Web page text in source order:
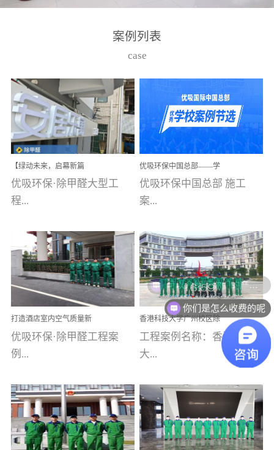
高技能的团队。汇聚了众
取得了多项产品技术专利
和多项国家版权局著作
权，获得高新技术企业称
号。生产优势自主生产自
给自足，优吸公司于2015
在广州番禺区成功建立产
品线生产基地，工厂拥有
自动化生产设备和成熟的
选择源头源材料、严控产
品质量，我们每一批的生
产产品都经过严格的质检
程序；生产车间为优吸总
部和全国分支机构生产光
触媒、净醛王、祛味剂等
优吸系列产品，保质保量
完成生产任务，确保全国
求。资质优势团队优势分
支优势优吸环保是一棵正
茁壮成长的树，只要我们
人人都爱护她、珍惜她、
案例列表
case
【绿动未来，启幕新篇
章】优吸环保中标深圳安
居乐寓，超大型工装室内
空气治理项目顺利启航，
优吸环保·除甲醛大型工
程...
案例【深圳安居乐寓】室
内空气治理项目深圳安居
乐寓 深圳市安居乐寓
为深圳安居集团旗下城...
优吸环保中国总部——学
校施工案例(节选)
优吸环保中国总部 施工
案...
例(学校工装节选)广州南沙
小学(珠江湾校区)项目地
址：广州市南沙区海滨路
南沙珠江湾江门市蓬江区
禾...
打造酒店室内空气质量新
标杆——优吸环保·标杆之
作：东莞美豪雅致酒店室
内空气治理工程纪实
优吸环保·除甲醛工程案
例...
【东莞美豪雅致酒店】室
内空气治理项目东莞美豪
雅致酒店 东莞美豪雅
香港科技大学广州校区除
甲醛项目圆满完成
工程案例名称：香港科技
大...
学广州校区室内空气治
理 工程案例地址：广
州南沙区·香港科技大学(广
你们是怎么收费的呢